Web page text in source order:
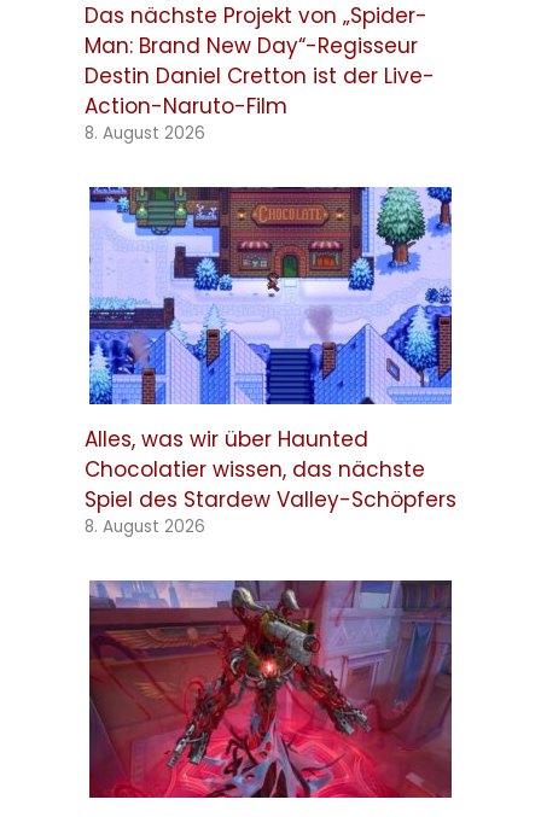
Das nächste Projekt von „Spider-
Man: Brand New Day“-Regisseur
Destin Daniel Cretton ist der Live-
Action-Naruto-Film
8. August 2026
Alles, was wir über Haunted
Chocolatier wissen, das nächste
Spiel des Stardew Valley-Schöpfers
8. August 2026